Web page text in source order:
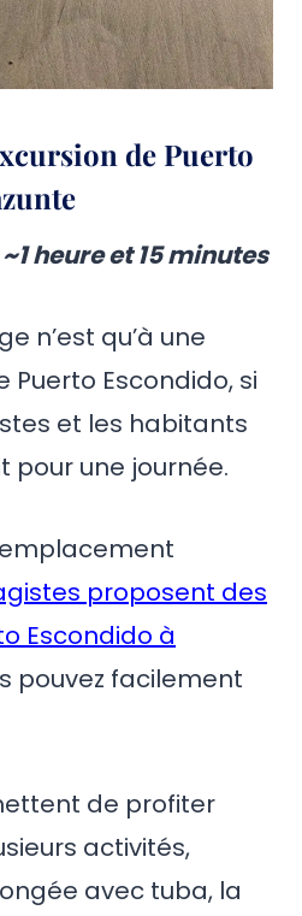
de Puerto
heure et 15 minutes
n’est qu’à une
Puerto Escondido, si
et les habitants
pour une journée.
proposent des
Escondido à
pouvez facilement
de profiter
activités,
avec tuba, la